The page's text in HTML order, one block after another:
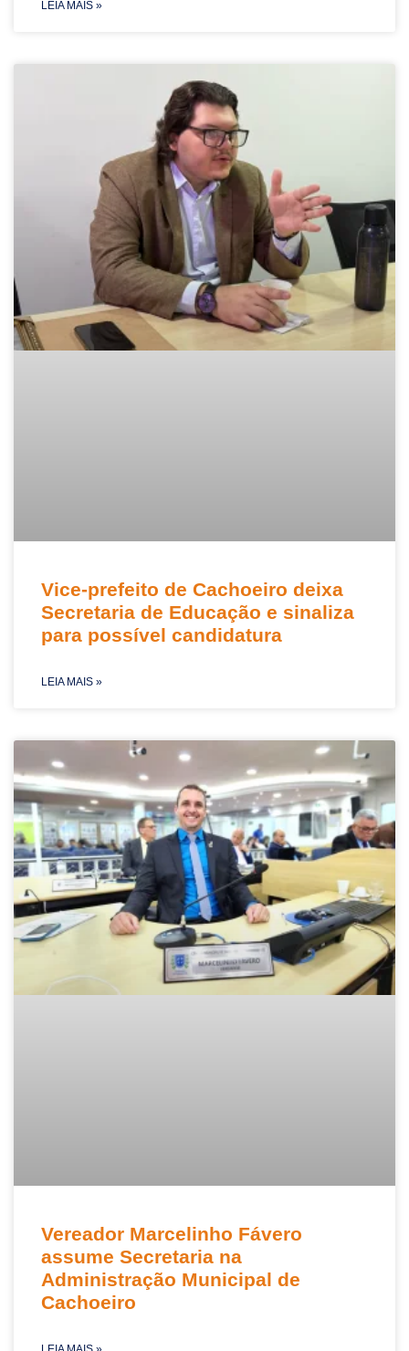
LEIA MAIS »
Vice-prefeito de Cachoeiro deixa
Secretaria de Educação e sinaliza
para possível candidatura
LEIA MAIS »
Vereador Marcelinho Fávero
assume Secretaria na
Administração Municipal de
Cachoeiro